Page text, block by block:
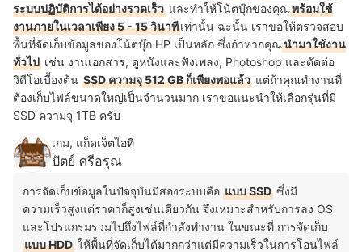
ระบบปฏิบัติการได้อย่างรวดเร็ว และทำให้โน้ตบุ๊กของคุณพร้อมใช้
งานภายในเวลาเพียง 5 - 15 วินาทีเท่านั้น ฉะนั้น เราขอให้ตรวจสอบ
พื้นที่จัดเก็บข้อมูลของโน้ตบุ๊ก HP เป็นหลัก ซึ่งถ้าหากคุณนำมาใช้งาน
ทั่วไป เช่น งานเอกสาร, ดูหนังและฟังเพลง, Photoshop และตัดต่อ
วิดีโอเบื้องต้น SSD ความจุ 512 GB ก็เพียงพอแล้ว แต่ถ้าคุณทำงานที่
ต้องเก็บไฟล์ขนาดใหญ่เป็นจำนวนมาก เราขอแนะนำให้เลือกรุ่นที่มี
SSD ความจุ 1TB ครับ
เกม, แก็ดเจ็ตไอที
ปัตย์ ศรีอรุณ
การจัดเก็บข้อมูลในปัจจุบันมีสองระบบคือ แบบ SSD ซึ่งมี
ความเร็วสูงแต่ราคาก็สูงเช่นเดียวกัน จึงเหมาะสำหรับการลง OS
และโปรแกรมรวมไปถึงไฟล์ที่กำลังทำงาน ในขณะที่ การจัดเก็บ
แบบ HDD ให้พื้นที่จัดเก็บได้มากกว่าแต่มีความเร็วในการโอนไฟล์